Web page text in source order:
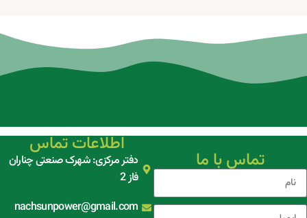
تماس با ما
اطلاعات تماس
دفتر مرکزی: شهرک صنعتی چناران
فاز 2
nachsunpower@gmail.com